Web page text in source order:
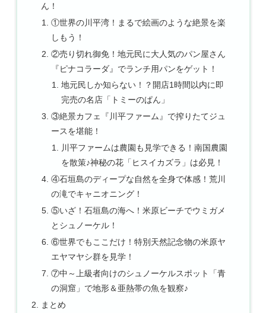
ん！
①世界の川平湾！まるで絵画のような絶景を楽
しもう！
②売り切れ御免！地元民に大人気のパン屋さん
『ピナコラーダ』でランチ用パンをゲット！
地元民しか知らない！？開店1時間以内に即
完売の名店「トミーのぱん」
③絶景カフェ『川平ファーム』で搾りたてジュ
ースを堪能！
川平ファームは農園も見学できる！南国農園
を散策♪神秘の花「ヒスイカズラ」は必見！
④石垣島のディープな自然を全身で体感！荒川
の滝でキャニオニング！
⑤いざ！石垣島の海へ！米原ビーチでウミガメ
とシュノーケル！
⑥世界でもここだけ！特別天然記念物の米原ヤ
エヤマヤシ群を見学！
⑦中～上級者向けのシュノーケルスポット「青
の洞窟」で地形＆亜熱帯の魚を観察♪
まとめ